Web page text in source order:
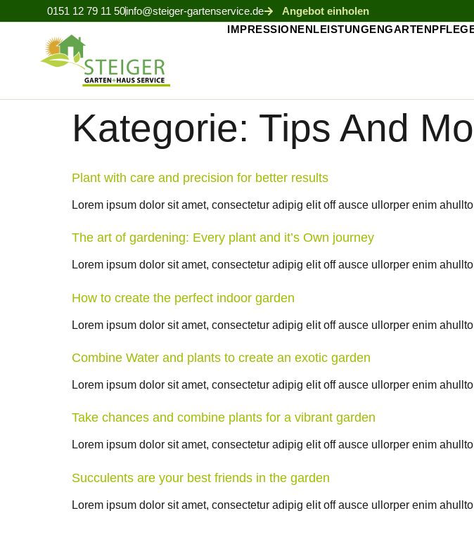
0151 12 79 11 50info@steiger-gartenservice.de
Angebot einholen
IMPRESSIONENLEISTUNGEN
Kategorie: Tips And
Plant with care and precision for better results
Lorem ipsum dolor sit amet, consectetur adipig elit off ausce ullorper enim
The art of gardening: Every plant and it’s Own journey
Lorem ipsum dolor sit amet, consectetur adipig elit off ausce ullorper enim
How to create the perfect indoor garden
Lorem ipsum dolor sit amet, consectetur adipig elit off ausce ullorper enim
Combine Water and plants to create an exotic garden
Lorem ipsum dolor sit amet, consectetur adipig elit off ausce ullorper enim
Take chances and combine plants for a vibrant garden
Lorem ipsum dolor sit amet, consectetur adipig elit off ausce ullorper enim
Succulents are your best friends in the garden
Lorem ipsum dolor sit amet, consectetur adipig elit off ausce ullorper enim